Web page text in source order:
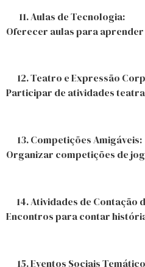
Aulas de Tecnologia:
Oferecer aulas para
Teatro e Expressão
Participar de atividades
Competições Amigáveis:
Organizar competições de
Atividades de Contação
Encontros para contar
Eventos Sociais